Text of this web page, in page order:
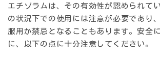
エチゾラムは、その有効性が認められて
の状況下での使用には注意が必要であり
服用が禁忌となることもあります。安全
に、以下の点に十分注意してください。